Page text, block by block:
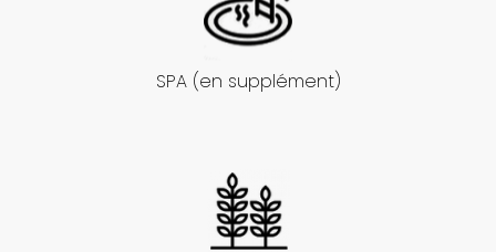
SPA (en supplément)